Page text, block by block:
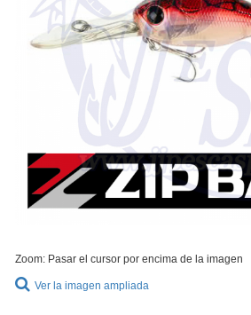
Zoom: Pasar el cursor por encima de la imagen
Ver la imagen ampliada